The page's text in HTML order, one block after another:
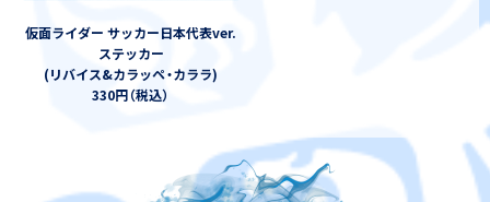
仮面ライダー サッカー日本代表ver.
ステッカー
(リバイス&カラッペ・カララ)
330円（税込）